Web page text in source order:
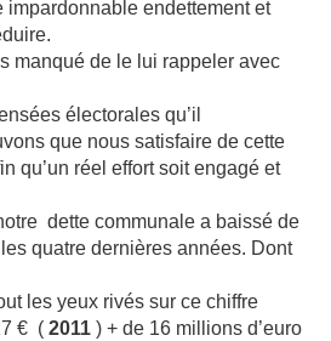
impardonnable endettement et
manqué de le lui rappeler avec
électorales qu’il
que nous satisfaire de cette
qu’un réel effort soit engagé et
dette communale a baissé de
quatre dernières années. Dont
les yeux rivés sur ce chiffre
€ ( 2011 ) + de 16 millions d’euro